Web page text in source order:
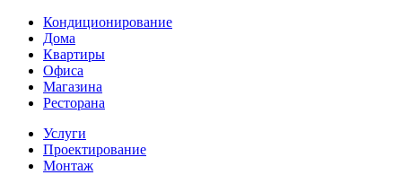
Кондиционирование
Дома
Квартиры
Офиса
Магазина
Ресторана
Услуги
Проектирование
Монтаж